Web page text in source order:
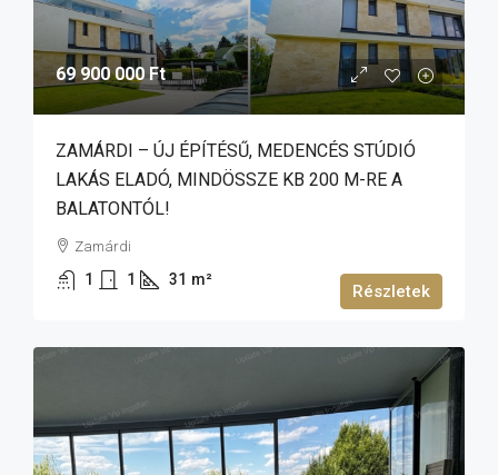
69 900 000 Ft
ZAMÁRDI – ÚJ ÉPÍTÉSŰ, MEDENCÉS STÚDIÓ
LAKÁS ELADÓ, MINDÖSSZE KB 200 M-RE A
BALATONTÓL!
Zamárdi
1 1 31 m²
Részletek